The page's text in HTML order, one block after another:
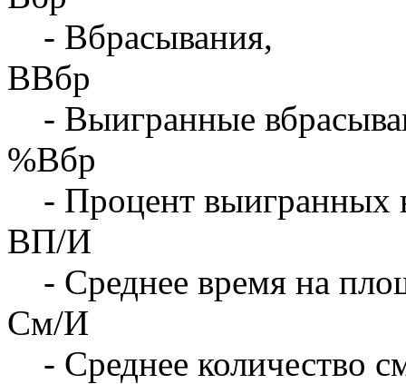
- Вбрасывания,
ВВбр
- Выигранные
%Вбр
- Процент выигранных
ВП/И
- Среднее время на
См/И
- Среднее количество